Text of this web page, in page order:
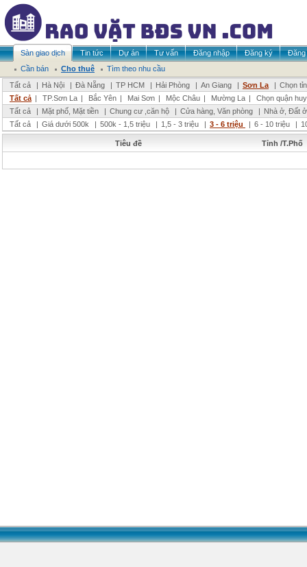
Sàn giao dịch Tin tức Dự án Tư vấn Đăng nhập Đăng ký
Đăng
Cần bán
Cho thuê
Tìm theo nhu cầu
Tất cả
| Hà Nội | Đà Nẵng | TP HCM | Hải Phòng | An Giang | Sơn La | Chọn
Tất cả | TP.Sơn La | Bắc Yên | Mai Sơn | Mộc Châu | Mường La |
Chọn quận
Tất cả
| Mặt phố, Mặt tiền | Chung cư ,căn hộ | Cửa hàng, Văn phòng | Nhà ở, Đất ở
Tất cả
| Giá dưới 500k | 500k - 1,5 triệu | 1,5 - 3 triệu | 3 - 6 triệu | 6 - 10 triệu |
Tiêu đề Tỉnh /T.Phố